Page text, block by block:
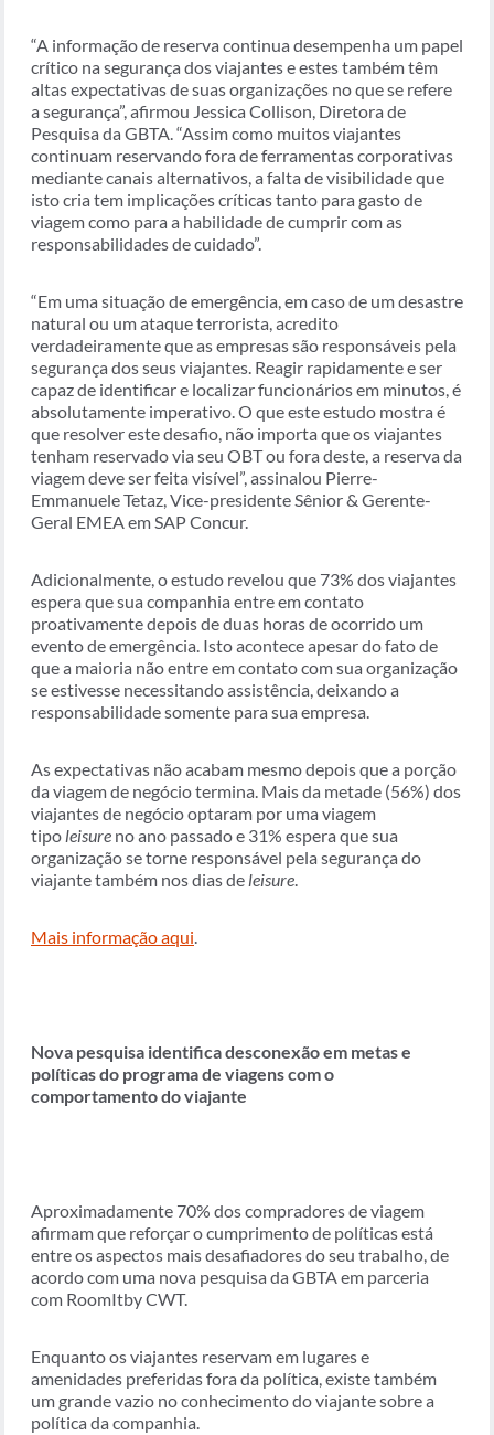
“A informação de reserva continua desempenha um papel
crítico na segurança dos viajantes e estes também têm
altas expectativas de suas organizações no que se refere
a segurança”, afirmou Jessica Collison, Diretora de
Pesquisa da GBTA. “Assim como muitos viajantes
continuam reservando fora de ferramentas corporativas
mediante canais alternativos, a falta de visibilidade que
isto cria tem implicações críticas tanto para gasto de
viagem como para a habilidade de cumprir com as
responsabilidades de cuidado”.
“Em uma situação de emergência, em caso de um desastre
natural ou um ataque terrorista, acredito
verdadeiramente que as empresas são responsáveis pela
segurança dos seus viajantes. Reagir rapidamente e ser
capaz de identificar e localizar funcionários em minutos, é
absolutamente imperativo. O que este estudo mostra é
que resolver este desafio, não importa que os viajantes
tenham reservado via seu OBT ou fora deste, a reserva da
viagem deve ser feita visível”, assinalou Pierre-
Emmanuele Tetaz, Vice-presidente Sênior & Gerente-
Geral EMEA em SAP Concur.
Adicionalmente, o estudo revelou que 73% dos viajantes
espera que sua companhia entre em contato
proativamente depois de duas horas de ocorrido um
evento de emergência. Isto acontece apesar do fato de
que a maioria não entre em contato com sua organização
se estivesse necessitando assistência, deixando a
responsabilidade somente para sua empresa.
As expectativas não acabam mesmo depois que a porção
da viagem de negócio termina. Mais da metade (56%) dos
viajantes de negócio optaram por uma viagem
tipo leisure no ano passado e 31% espera que sua
organização se torne responsável pela segurança do
viajante também nos dias de leisure.
Mais informação aqui.
Nova pesquisa identifica desconexão em metas e
políticas do programa de viagens com o
comportamento do viajante
Aproximadamente 70% dos compradores de viagem
afirmam que reforçar o cumprimento de políticas está
entre os aspectos mais desafiadores do seu trabalho, de
acordo com uma nova pesquisa da GBTA em parceria
com RoomItby CWT.
Enquanto os viajantes reservam em lugares e
amenidades preferidas fora da política, existe também
um grande vazio no conhecimento do viajante sobre a
política da companhia.